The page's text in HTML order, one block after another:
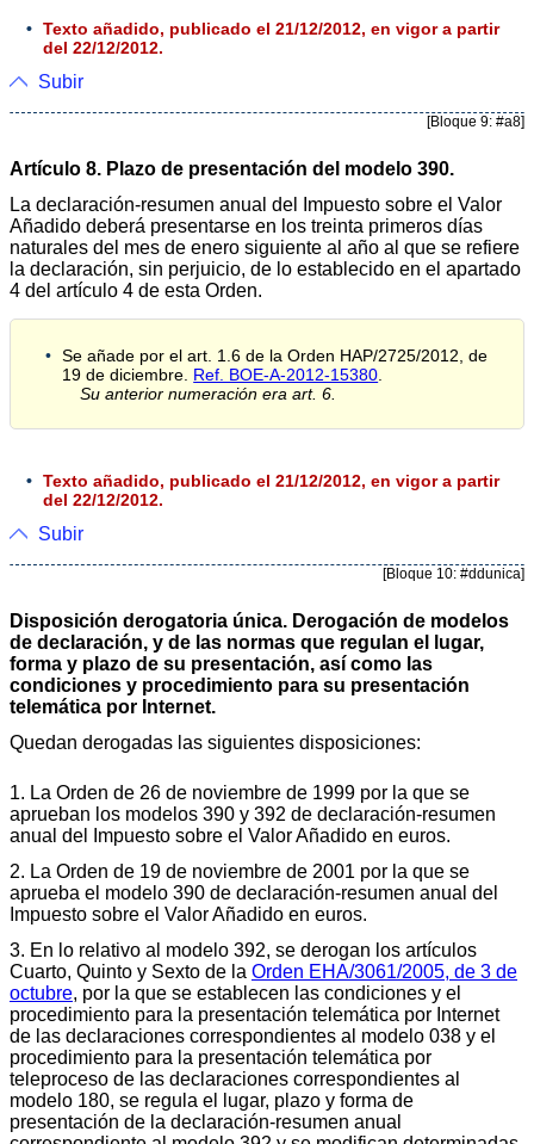
Texto añadido, publicado el 21/12/2012, en vigor a partir
del 22/12/2012.
Subir
[Bloque 9: #a8]
Artículo 8. Plazo de presentación del modelo 390.
La declaración-resumen anual del Impuesto sobre el Valor
Añadido deberá presentarse en los treinta primeros días
naturales del mes de enero siguiente al año al que se refiere
la declaración, sin perjuicio, de lo establecido en el apartado
4 del artículo 4 de esta Orden.
Se añade por el art. 1.6 de la Orden HAP/2725/2012, de
19 de diciembre. Ref. BOE-A-2012-15380
Su anterior numeración era art. 6.
Texto añadido, publicado el 21/12/2012, en vigor a partir
del 22/12/2012.
Subir
[Bloque 10: #ddunica]
Disposición derogatoria única. Derogación de modelos
de declaración, y de las normas que regulan el lugar,
forma y plazo de su presentación, así como las
condiciones y procedimiento para su presentación
telemática por Internet.
Quedan derogadas las siguientes disposiciones:
1. La Orden de 26 de noviembre de 1999 por la que se
aprueban los modelos 390 y 392 de declaración-resumen
anual del Impuesto sobre el Valor Añadido en euros.
2. La Orden de 19 de noviembre de 2001 por la que se
aprueba el modelo 390 de declaración-resumen anual del
Impuesto sobre el Valor Añadido en euros.
3. En lo relativo al modelo 392, se derogan los artículos
Cuarto, Quinto y Sexto de la Orden EHA/3061/2005, de 3 de
octubre, por la que se establecen las condiciones y el
procedimiento para la presentación telemática por Internet
de las declaraciones correspondientes al modelo 038 y el
procedimiento para la presentación telemática por
teleproceso de las declaraciones correspondientes al
modelo 180, se regula el lugar, plazo y forma de
presentación de la declaración-resumen anual